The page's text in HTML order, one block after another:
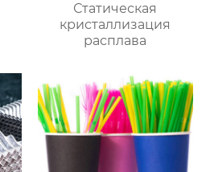
Статическая
кристаллизация
расплава